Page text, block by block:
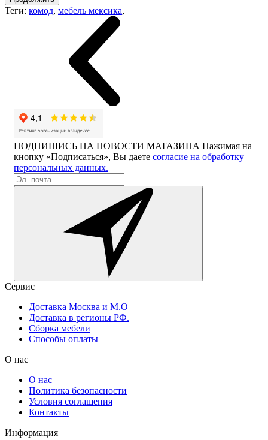
Теги: комод, мебель мексика,
ПОДПИШИСЬ НА НОВОСТИ МАГАЗИНА Нажимая на
кнопку «Подписаться», Вы даете согласие на обработку
персональных данных.
Сервис
Доставка Москва и М.О
Доставка в регионы РФ.
Сборка мебели
Способы оплаты
О нас
О нас
Политика безопасности
Условия соглашения
Контакты
Информация